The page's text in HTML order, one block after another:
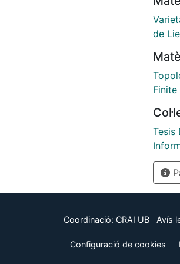
on
first
de Lie
Tesis
Coordinació: CRAI UB Avís
Configuració de cookies